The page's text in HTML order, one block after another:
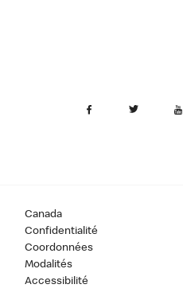
Canada
Confidentialité
Coordonnées
Modalités
Accessibilité